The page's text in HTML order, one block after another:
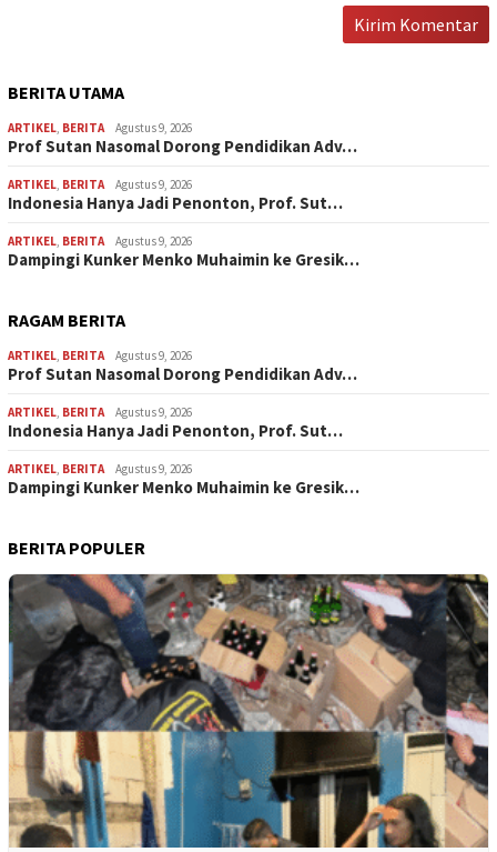
BERITA UTAMA
ARTIKEL BERITA Agustus 9, 2026
Prof Sutan Nasomal Dorong Pendidikan Adv…
ARTIKEL BERITA Agustus 9, 2026
Indonesia Hanya Jadi Penonton, Prof. Sut…
ARTIKEL BERITA Agustus 9, 2026
Dampingi Kunker Menko Muhaimin ke Gresik…
RAGAM BERITA
ARTIKEL BERITA Agustus 9, 2026
Prof Sutan Nasomal Dorong Pendidikan Adv…
ARTIKEL BERITA Agustus 9, 2026
Indonesia Hanya Jadi Penonton, Prof. Sut…
ARTIKEL BERITA Agustus 9, 2026
Dampingi Kunker Menko Muhaimin ke Gresik…
BERITA POPULER